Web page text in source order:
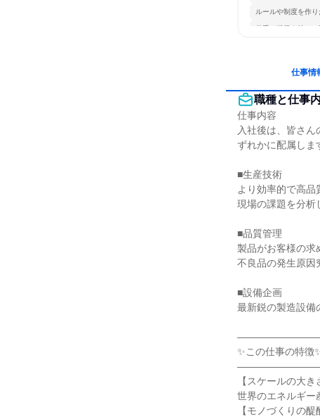
ルールや制度を作り
若手が裁量を持てる
仕事情
職種と仕事
仕事内容
入社後は、皆さ
ずれかに配属しま
■生産技術
より効率的で高品
現場の課題を分析
■品質管理
製品がお客様の求
不良品の発生原因
■設備企画
最新鋭の製造設備
✨この仕事の特徴
【スケールの大き
世界のエネルギー
【モノづくりの醍